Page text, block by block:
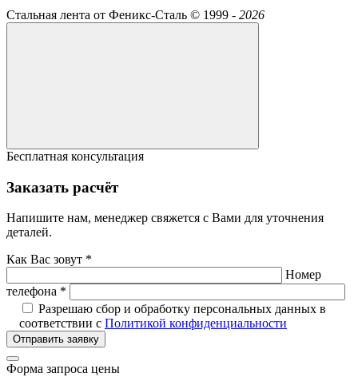
Стальная лента от Феникс-Сталь © 1999 - 2026
Бесплатная консультация
Заказать расчёт
Напишите нам, менеджер свяжется с Вами для уточнения
деталей.
Как Вас зовут *
Номер
телефона *
Разрешаю сбор и обработку персональных данных в
соответствии с Политикой конфиденциальности
Отправить заявку
Форма запроса цены